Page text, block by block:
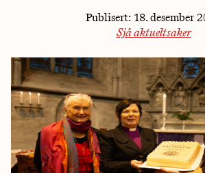
Publisert: 18. desember
Sjå aktueltsaker